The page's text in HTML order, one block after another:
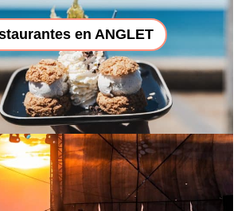
en ANGLET